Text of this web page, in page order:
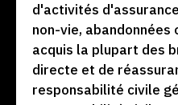
d'activités
non-vie, abandonnées
acquis la plupart des
directe et de
responsabilité civile